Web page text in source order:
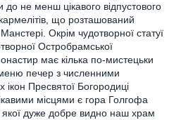
до не менш цікавого відпустового
що розташований
Окрім чудотворної статуї
Остробрамської
має кілька по-мистецьки
печер з численними
Пресвятої Богородиці
місцями є гора Голгофа
якої дуже добре видно наш храм